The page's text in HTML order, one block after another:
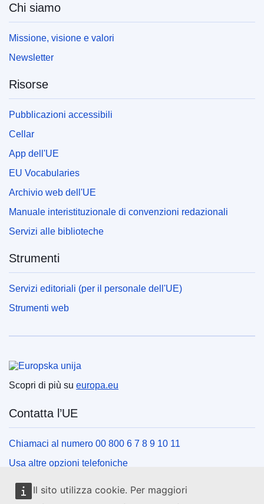
Il sito utilizza cookie. Per maggiori
Chi siamo
Missione, visione e valori
Newsletter
Risorse
Pubblicazioni accessibili
Cellar
App dell'UE
EU Vocabularies
Archivio web dell'UE
Manuale interistituzionale di convenzioni redazionali
Servizi alle biblioteche
Strumenti
Servizi editoriali (per il personale dell'UE)
Strumenti web
Scopri di più su europa.eu
Contatta l’UE
Chiamaci al numero 00 800 6 7 8 9 10 11
Usa altre opzioni telefoniche
Scrivici usando l’apposito modulo
Incontraci presso uno dei centri dell’UE